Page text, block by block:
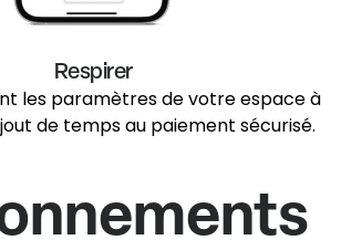
Respirer
les paramètres de votre espace à
de temps au paiement sécurisé.